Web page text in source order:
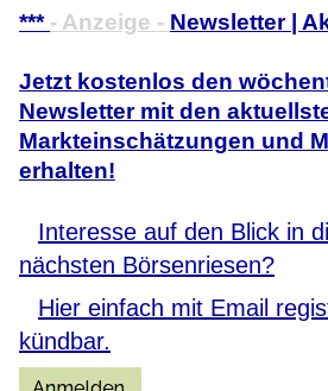
*** - Anzeige - Newsletter |
Jetzt kostenlos den
Newsletter mit den
Markteinschätzungen und
erhalten!
Interesse auf den Blick in
nächsten Börsenriesen?
Hier einfach mit Email
kündbar.